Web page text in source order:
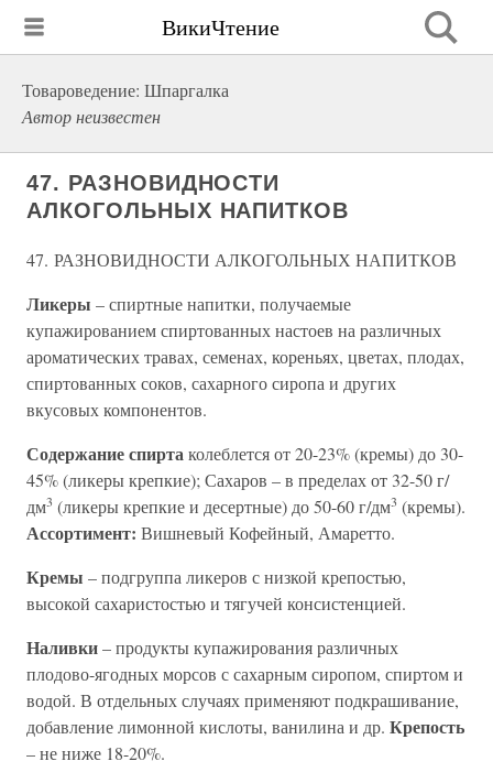
ВикиЧтение
Товароведение: Шпаргалка
Автор неизвестен
47. РАЗНОВИДНОСТИ
АЛКОГОЛЬНЫХ НАПИТКОВ
47. РАЗНОВИДНОСТИ АЛКОГОЛЬНЫХ НАПИТКОВ
Ликеры – спиртные напитки, получаемые
купажированием спиртованных настоев на различных
ароматических травах, семенах, кореньях, цветах, плодах,
спиртованных соков, сахарного сиропа и других
вкусовых компонентов.
Содержание спиртаколеблется от 20-23% (кремы) до 30-
45% (ликеры крепкие); Сахаров – в пределах от 32-50 г/
дм3 (ликеры крепкие и десертные) до 50-60 г/дм3 (кремы).
Ассортимент: Вишневый Кофейный, Амаретто.
Кремы – подгруппа ликеров с низкой крепостью,
высокой сахаристостью и тягучей консистенцией.
Наливки– продукты купажирования различных
плодово-ягодных морсов с сахарным сиропом, спиртом и
водой. В отдельных случаях применяют подкрашивание,
добавление лимонной кислоты, ванилина и др. Крепость
– не ниже 18-20%.